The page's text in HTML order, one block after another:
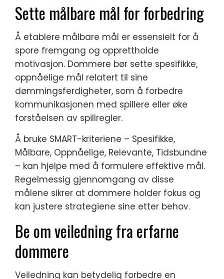
Sette målbare mål for forbedring
Å etablere målbare mål er essensielt for å
spore fremgang og opprettholde
motivasjon. Dommere bør sette spesifikke,
oppnåelige mål relatert til sine
dømmingsferdigheter, som å forbedre
kommunikasjonen med spillere eller øke
forståelsen av spillregler.
Å bruke SMART-kriteriene – Spesifikke,
Målbare, Oppnåelige, Relevante, Tidsbundne
– kan hjelpe med å formulere effektive mål.
Regelmessig gjennomgang av disse
målene sikrer at dommere holder fokus og
kan justere strategiene sine etter behov.
Be om veiledning fra erfarne
dommere
Veiledning kan betydelig forbedre en